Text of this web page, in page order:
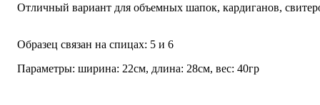
Отличный вариант для объемных шапок, кардиганов,
Образец связан на спицах: 5 и 6
Параметры: ширина: 22см, длина: 28см, вес: 40гр